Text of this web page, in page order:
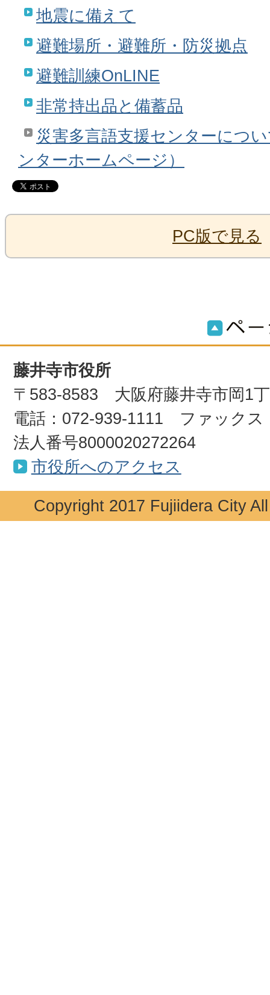
地震に備えて
避難場所・避難所・防災拠点
避難訓練OnLINE
非常持出品と備蓄品
災害多言語支援センターにつ
ンターホームページ）
PC版で見る
藤井寺市役所
〒583-8583 大阪府藤井寺市岡1
電話：072-939-1111 ファックス
法人番号8000020272264
市役所へのアクセス
Copyright 2017 Fujiidera City